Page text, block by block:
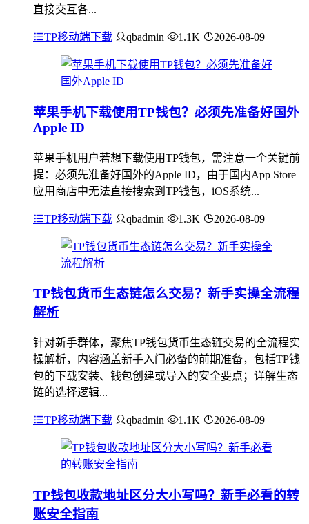
直接交互各...
TP移动端下载 qbadmin 1.1K 2026-08-09
苹果手机下载使用TP钱包？必须先准备好国外
Apple ID
苹果手机用户若想下载使用TP钱包，需注意一个关键前
提：必须先准备好国外的Apple ID，由于国内App Store
应用商店中无法直接搜索到TP钱包，iOS系统...
TP移动端下载 qbadmin 1.3K 2026-08-09
TP钱包货币生态链怎么交易？新手实操全流程
解析
针对新手群体，聚焦TP钱包货币生态链交易的全流程实
操解析，内容涵盖新手入门必备的前期准备，包括TP钱
包的下载安装、钱包创建或导入的安全要点；详解生态
链的选择逻辑...
TP移动端下载 qbadmin 1.1K 2026-08-09
TP钱包收款地址区分大小写吗？新手必看的转
账安全指南